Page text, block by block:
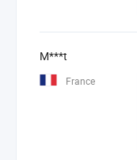
M***t
France